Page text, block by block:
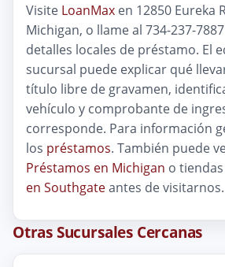
Visite LoanMax en 12850 Eureka
Michigan, o llame al 734-237-
detalles locales de préstamo. El
sucursal puede explicar qué
título libre de gravamen,
vehículo y comprobante de
corresponde. Para información
los préstamos. También puede
Préstamos en Michigan o
en Southgateantes de visitarnos.
Otras Sucursales Cercanas